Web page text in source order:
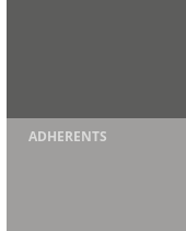
ADHERENTS